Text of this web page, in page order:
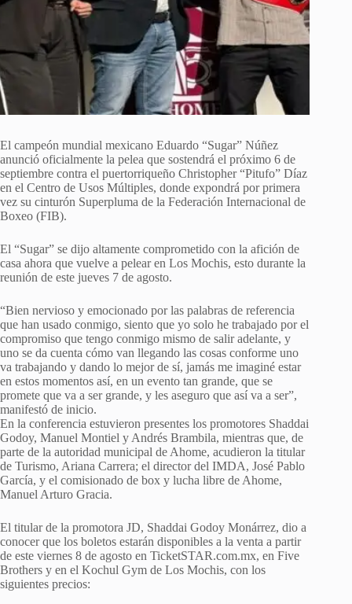
El campeón mundial mexicano Eduardo “Sugar” Núñez
anunció oficialmente la pelea que sostendrá el próximo 6 de
septiembre contra el puertorriqueño Christopher “Pitufo” Díaz
en el Centro de Usos Múltiples, donde expondrá por primera
vez su cinturón Superpluma de la Federación Internacional de
Boxeo (FIB).
El “Sugar” se dijo altamente comprometido con la afición de
casa ahora que vuelve a pelear en Los Mochis, esto durante la
reunión de este jueves 7 de agosto.
“Bien nervioso y emocionado por las palabras de referencia
que han usado conmigo, siento que yo solo he trabajado por el
compromiso que tengo conmigo mismo de salir adelante, y
uno se da cuenta cómo van llegando las cosas conforme uno
va trabajando y dando lo mejor de sí, jamás me imaginé estar
en estos momentos así, en un evento tan grande, que se
promete que va a ser grande, y les aseguro que así va a ser”,
manifestó de inicio.
En la conferencia estuvieron presentes los promotores Shaddai
Godoy, Manuel Montiel y Andrés Brambila, mientras que, de
parte de la autoridad municipal de Ahome, acudieron la titular
de Turismo, Ariana Carrera; el director del IMDA, José Pablo
García, y el comisionado de box y lucha libre de Ahome,
Manuel Arturo Gracia.
El titular de la promotora JD, Shaddai Godoy Monárrez, dio a
conocer que los boletos estarán disponibles a la venta a partir
de este viernes 8 de agosto en TicketSTAR.com.mx, en Five
Brothers y en el Kochul Gym de Los Mochis, con los
siguientes precios: